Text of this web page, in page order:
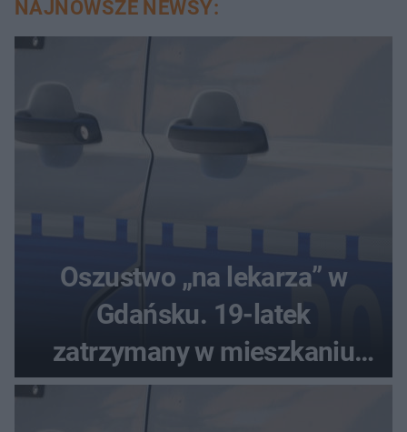
NAJNOWSZE NEWSY:
Oszustwo „na lekarza” w
Gdańsku. 19-latek
zatrzymany w mieszkaniu
seniora